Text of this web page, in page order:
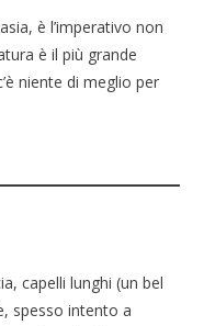
è l’imperativo non
è il più grande
niente di meglio per
capelli lunghi (un bel
spesso intento a